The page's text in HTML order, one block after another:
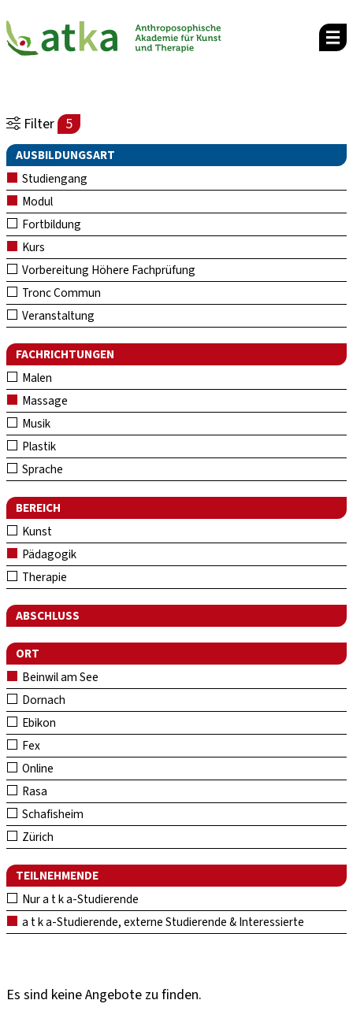
Filter 5
AUSBILDUNGSART
Studiengang
Modul
Fortbildung
Kurs
Vorbereitung Höhere Fachprüfung
Tronc Commun
Veranstaltung
FACHRICHTUNGEN
Malen
Massage
Musik
Plastik
Sprache
BEREICH
Kunst
Pädagogik
Therapie
ABSCHLUSS
ORT
Beinwil am See
Dornach
Ebikon
Fex
Online
Rasa
Schafisheim
Zürich
TEILNEHMENDE
Nur a t k a-Studierende
a t k a-Studierende, externe Studierende & Interessierte
Es sind keine Angebote zu finden.